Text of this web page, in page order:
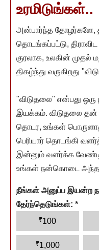
உரமிடுங்கள்..
அன்பார்ந்த தோழர்களே,
தொடங்கப்பட்டு,
குரலாக, உலகின் முதல்
திகழ்ந்து வருகிறது
"விடுதலை" என்பது ஒரு
இயக்கம். விடுதலை
தொடர, உங்கள்
பெரியார் தொடங்கி
இன்னும் வளர்க்க
உங்கள் நன்கொடை அந்த
நீங்கள் அனுப்ப
தேர்ந்தெடுங்கள்: *
₹100
₹1,000